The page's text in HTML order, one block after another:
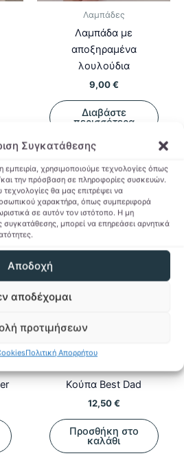
Συγκατάθεσης
εμπειρία, χρησιμοποιούμε τεχνολογίες όπως
την πρόσβαση σε πληροφορίες συσκευών.
θα μας επιτρέψει να
χαρακτήρα, όπως συμπεριφορά
σε αυτόν τον ιστότοπο. Η μη
μπορεί να επηρεάσει αρνητικά
Αποδοχή
αποδέχομαι
προτιμήσεων
Πολιτική Απορρήτου
Λαμπάδες
Λαμπάδα με
αποξηραμένα
λουλούδια
9,00€
Διαβάστε
περισσότερα
Επιθυμιών
€.
Κούπα Best Dad
12,50€
Προσθήκη στο
καλάθι